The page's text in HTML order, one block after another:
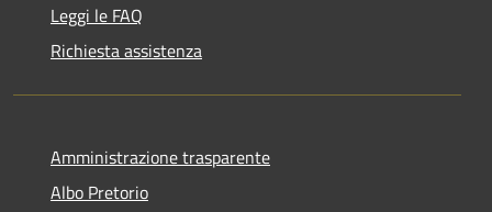
Leggi le FAQ
Richiesta assistenza
Amministrazione trasparente
Albo Pretorio